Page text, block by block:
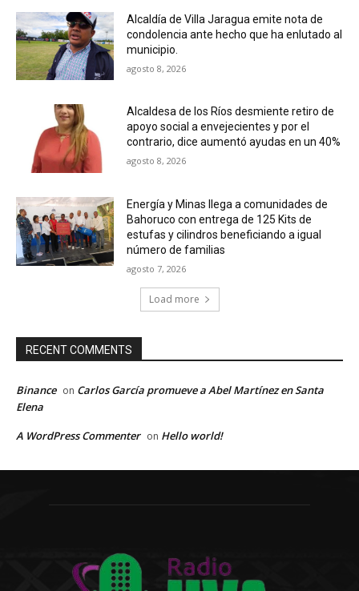
Alcaldía de Villa Jaragua emite nota de
condolencia ante hecho que ha enlutado al
municipio.
agosto 8, 2026
Alcaldesa de los Ríos desmiente retiro de
apoyo social a envejecientes y por el
contrario, dice aumentó ayudas en un 40%
agosto 8, 2026
Energía y Minas llega a comunidades de
Bahoruco con entrega de 125 Kits de
estufas y cilindros beneficiando a igual
número de familias
agosto 7, 2026
Load more
RECENT COMMENTS
Binance on Carlos García promueve a Abel Martínez en Santa
Elena
A WordPress Commenter on Hello world!